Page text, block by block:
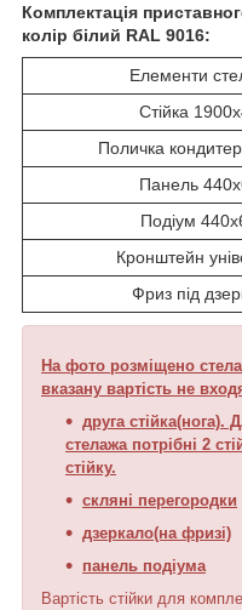
Комплектація
колір білий RAL 9016:
Елементи
Стійка
Поличка
Панель
Подіум
Кронштейн
Фриз під
На фото розміщено
вказану вартість не
друга
стелажа потрібні 2
стійку.
скляні перегородки
дзеркало(на фризі)
панель подіума
Вартість стійки для